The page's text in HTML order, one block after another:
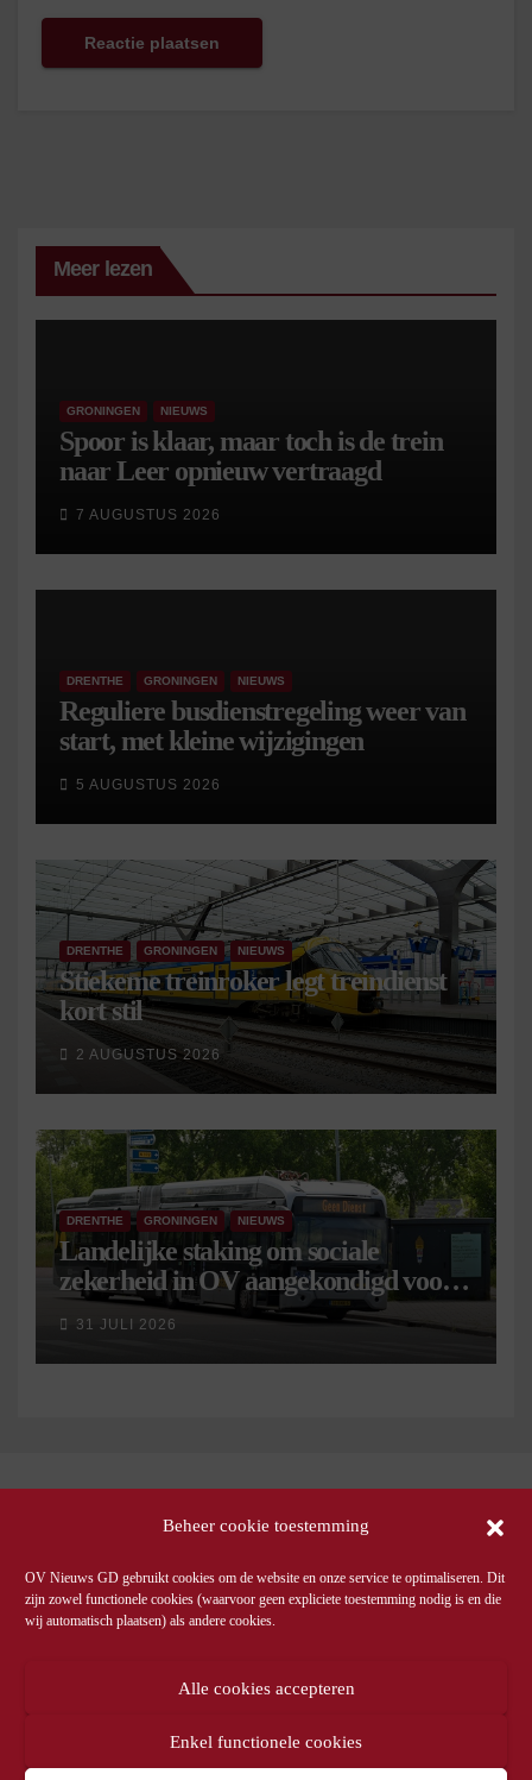
Beheer cookie toestemming
OV Nieuws GD gebruikt cookies om de website en onze service te optimaliseren. Dit
zijn zowel functionele cookies (waarvoor geen expliciete toestemming nodig is en die
wij automatisch plaatsen) als andere cookies.
Alle cookies accepteren
Enkel functionele cookies
Meer lezen
GRONINGEN NIEUWS
Spoor is klaar, maar toch is de trein
naar Leer opnieuw vertraagd
7 AUGUSTUS 2026
DRENTHE GRONINGEN NIEUWS
Reguliere busdienstregeling weer van
start, met kleine wijzigingen
5 AUGUSTUS 2026
DRENTHE GRONINGEN NIEUWS
Stiekeme treinroker legt treindienst
kort stil
2 AUGUSTUS 2026
DRENTHE GRONINGEN NIEUWS
Landelijke staking om sociale
zekerheid in OV aangekondigd voor 9
september
31 JULI 2026